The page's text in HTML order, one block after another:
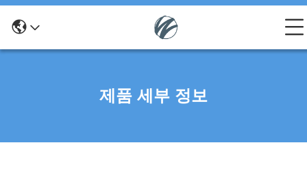
제품 세부 정보